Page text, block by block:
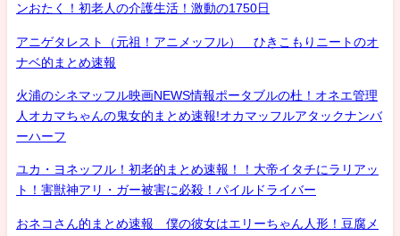
ンおたく！初老人の介護生活！激動の1750日
アニゲタレスト（元祖！アニメッフル） ひきこもりニートのオ
ナベ的まとめ速報
火浦のシネマッフル映画NEWS情報ポータブルの杜！オネエ管理
人オカマちゃんの鬼女的まとめ速報!オカマッフルアタックナンバ
ーハーフ
ユカ・ヨネッフル！初老的まとめ速報！！大帝イタチにラリアッ
ト！害獣神アリ・ガー被害に必殺！パイルドライバー
おネコさん的まとめ速報 僕の彼女はエリーちゃん人形！豆腐メ